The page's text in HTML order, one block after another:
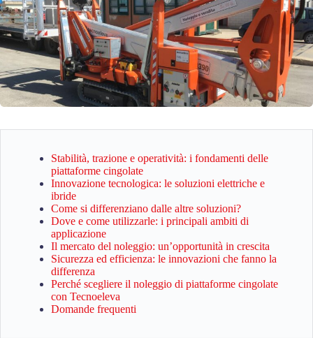
Stabilità, trazione e operatività: i fondamenti delle
piattaforme cingolate
Innovazione tecnologica: le soluzioni elettriche e
ibride
Come si differenziano dalle altre soluzioni?
Dove e come utilizzarle: i principali ambiti di
applicazione
Il mercato del noleggio: un’opportunità in crescita
Sicurezza ed efficienza: le innovazioni che fanno la
differenza
Perché scegliere il noleggio di piattaforme cingolate
con Tecnoeleva
Domande frequenti